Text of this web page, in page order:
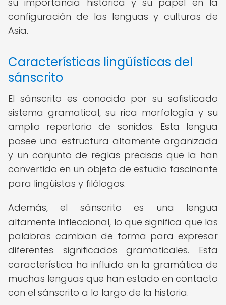
configuración de las lenguas y culturas de
Asia.
Características lingüísticas del
sánscrito
El sánscrito es conocido por su sofisticado
sistema gramatical, su rica morfología y su
amplio repertorio de sonidos. Esta lengua
posee una estructura altamente organizada
y un conjunto de reglas precisas que la han
convertido en un objeto de estudio fascinante
para lingüistas y filólogos.
Además, el sánscrito es una lengua
altamente infleccional, lo que significa que las
palabras cambian de forma para expresar
diferentes significados gramaticales. Esta
característica ha influido en la gramática de
muchas lenguas que han estado en contacto
con el sánscrito a lo largo de la historia.